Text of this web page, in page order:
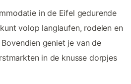
in de Eifel gedurende
volop langlaufen, rodelen en
geniet je van de
in de knusse dorpjes